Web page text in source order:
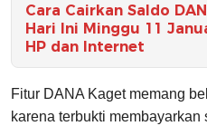
Cara Cairkan Saldo
Hari Ini Minggu 11
HP dan Internet
Fitur DANA Kaget memang
karena terbukti